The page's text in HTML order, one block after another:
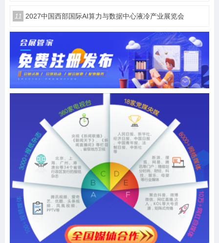
11 2027中国西部国际AI算力与数据中心液冷产业展览会